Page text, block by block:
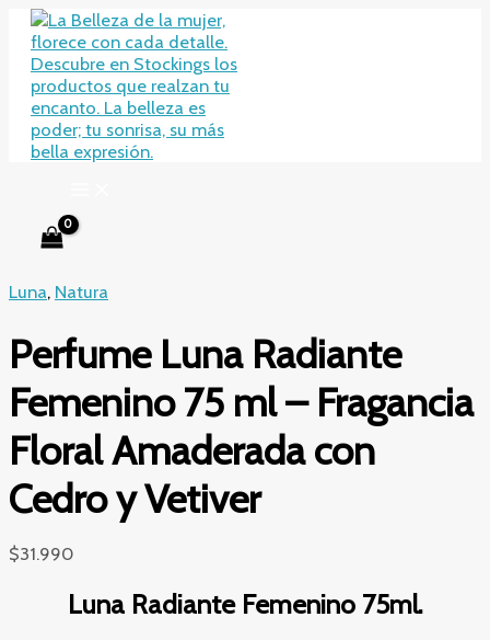
contenido
Luna, Natura
Perfume Luna Radiante
Femenino 75 ml – Fragancia
Floral Amaderada con
Cedro y Vetiver
$31.990
Luna Radiante Femenino 75ml.